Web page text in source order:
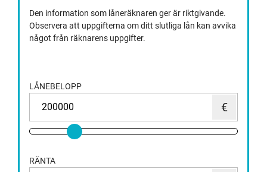
Den information som låneräknaren ger är riktgivande.
Observera att uppgifterna om ditt slutliga lån kan avvika
något från räknarens uppgifter.
LÅNEBELOPP
RÄNTA